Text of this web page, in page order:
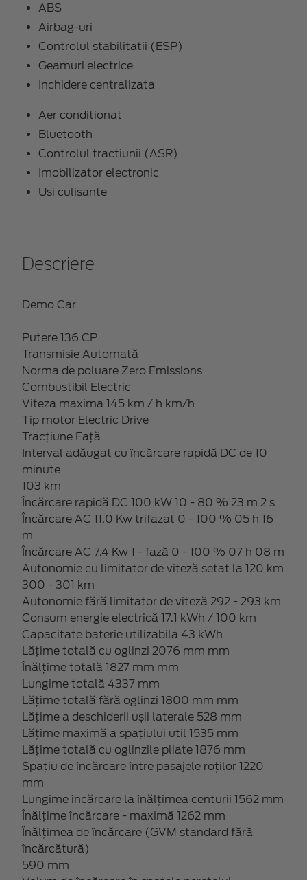
ABS
Airbag-uri
Controlul stabilitatii (ESP)
Geamuri electrice
Inchidere centralizata
Aer conditionat
Bluetooth
Controlul tractiunii (ASR)
Imobilizator electronic
Usi culisante
Descriere
Demo Car
Putere 136 CP
Transmisie Automată
Norma de poluare Zero Emissions
Combustibil Electric
Viteza maxima 145 km / h km/h
Tip motor Electric Drive
Tracțiune Față
Interval adăugat cu încărcare rapidă DC de 10
minute
103 km
Încărcare rapidă DC 100 kW 10 - 80 % 23 m 2 s
Încărcare AC 11.0 Kw trifazat 0 - 100 % 05 h 16
m
Încărcare AC 7.4 Kw 1 - fază 0 - 100 % 07 h 08 m
Autonomie cu limitator de viteză setat la 120 km
300 - 301 km
Autonomie fără limitator de viteză 292 - 293 km
Consum energie electrică 17.1 kWh / 100 km
Capacitate baterie utilizabila 43 kWh
Lățime totală cu oglinzi 2076 mm mm
Înălțime totală 1827 mm mm
Lungime totală 4337 mm
Lățime totală fără oglinzi 1800 mm mm
Lățime a deschiderii ușii laterale 528 mm
Lățime maximă a spațiului util 1535 mm
Lățime totală cu oglinzile pliate 1876 mm
Spațiu de încărcare între pasajele roților 1220
mm
Lungime încărcare la înălțimea centurii 1562 mm
Înălțime încărcare - maximă 1262 mm
Înălțimea de încărcare (GVM standard fără
încărcătură)
590 mm